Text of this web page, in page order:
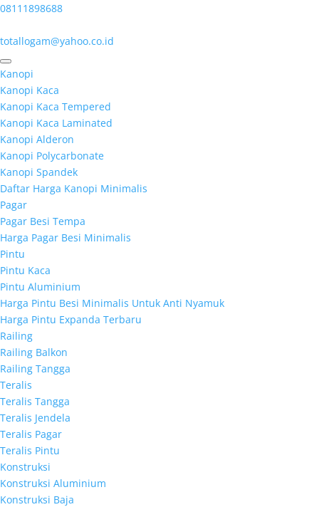
08111898688
totallogam@yahoo.co.id
Kanopi
Kanopi Kaca
Kanopi Kaca Tempered
Kanopi Kaca Laminated
Kanopi Alderon
Kanopi Polycarbonate
Kanopi Spandek
Daftar Harga Kanopi Minimalis
Pagar
Pagar Besi Tempa
Harga Pagar Besi Minimalis
Pintu
Pintu Kaca
Pintu Aluminium
Harga Pintu Besi Minimalis Untuk Anti Nyamuk
Harga Pintu Expanda Terbaru
Railing
Railing Balkon
Railing Tangga
Teralis
Teralis Tangga
Teralis Jendela
Teralis Pagar
Teralis Pintu
Konstruksi
Konstruksi Aluminium
Konstruksi Baja